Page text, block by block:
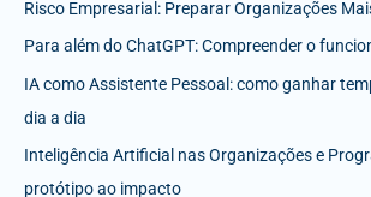
Risco Empresarial: Preparar Organizações
Para além do ChatGPT: Compreender o
IA como Assistente Pessoal: como ganhar
dia a dia
Inteligência Artificial nas Organizações e
protótipo ao impacto